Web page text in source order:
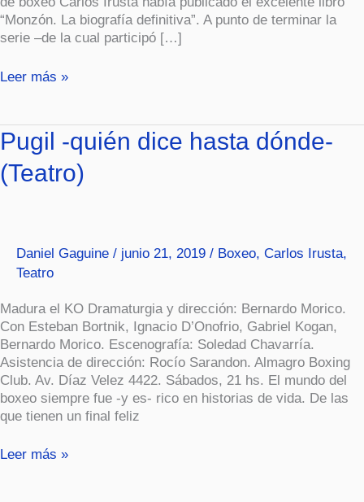
“Monzón. La biografía definitiva”. A punto de terminar la
serie –de la cual participó […]
Leer más »
Pugil -quién dice hasta dónde-
(Teatro)
Daniel Gaguine / junio 21, 2019 / Boxeo, Carlos Irusta,
Teatro
Madura el KO Dramaturgia y dirección: Bernardo Morico.
Con Esteban Bortnik, Ignacio D’Onofrio, Gabriel Kogan,
Bernardo Morico. Escenografía: Soledad Chavarría.
Asistencia de dirección: Rocío Sarandon. Almagro Boxing
Club. Av. Díaz Velez 4422. Sábados, 21 hs. El mundo del
boxeo siempre fue -y es- rico en historias de vida. De las
que tienen un final feliz
Pugil
-
quién
dice
Leer más »